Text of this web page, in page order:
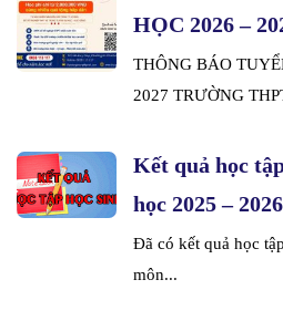
HỌC 2026 –
THÔNG BÁO
2027 TRƯỜNG
Kết quả học
học 2025 – 2026
Đã có kết quả học
môn...